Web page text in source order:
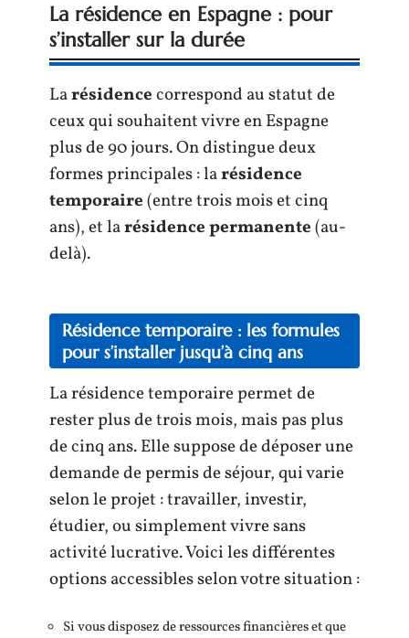
La résidence en Espagne : pour
s’installer sur la durée
Larésidencecorrespond au statut de
ceux qui souhaitent vivre en Espagne
plus de 90 jours. On distingue deux
formes principales : larésidence
temporaire(entre trois mois et cinq
ans), et larésidence permanente(au-
delà).
Résidence temporaire : les formules
pour s’installer jusqu’à cinq ans
La résidence temporaire permet de
rester plus de trois mois, mais pas plus
de cinq ans. Elle suppose de déposer une
demande de permis de séjour, qui varie
selon le projet : travailler, investir,
étudier, ou simplement vivre sans
activité lucrative. Voici les différentes
options accessibles selon votre situation :
Si vous disposez de ressources financières et que